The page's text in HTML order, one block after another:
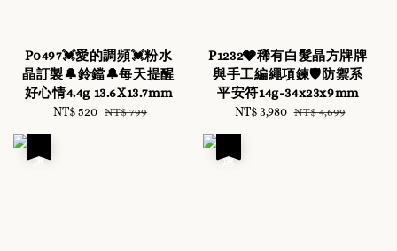
P0497💓愛的調頻💓粉水
晶訂製🔔鈴鐺🔔每天提醒
好心情4.4g 13.6X13.7mm
Sale
NT$ 520 Regular
NT$ 799
P1232🩶稀有白髮晶方牌牌
與手工編繩項鍊🛡️防禦系
平安符14g-34x23x9mm
Sale
NT$ 3,980 Regular
NT$ 4,699